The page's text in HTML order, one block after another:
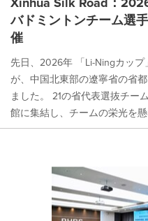
バドミントンチーム選
催
先日、2026年 「Li-Ningカッ
が、中国北東部の遼寧省の省
ました。 21の省代表選抜チー
館に集結し、チームの栄光を